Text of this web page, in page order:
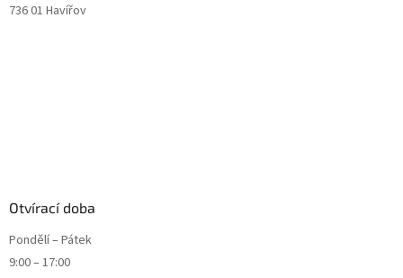
736 01 Havířov
Otvírací doba
Pondělí – Pátek
9:00 – 17:00